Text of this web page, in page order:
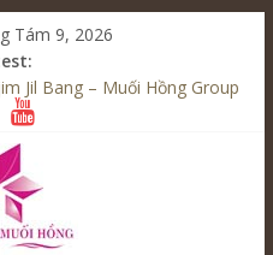
Tám 9, 2026
Jil Bang – Muối Hồng Group
Mô Hình Spa – Muối
Bang Đà Nẵng Muối Hồng
– Kinh Doanh Chuẩn Sao –